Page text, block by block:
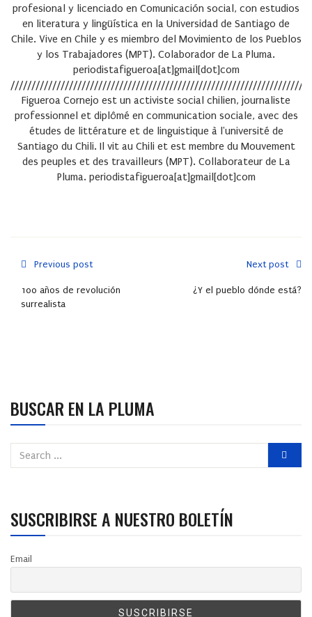
profesional y licenciado en Comunicación social, con estudios
en literatura y lingüística en la Universidad de Santiago de
Chile. Vive en Chile y es miembro del Movimiento de los Pueblos
y los Trabajadores (MPT). Colaborador de La Pluma.
periodistafigueroa[at]gmail[dot]com
Figueroa Cornejo est un activiste social chilien, journaliste
professionnel et diplômé en communication sociale, avec des
études de littérature et de linguistique à l'université de
Santiago du Chili. Il vit au Chili et est membre du Mouvement
des peuples et des travailleurs (MPT). Collaborateur de La
Pluma. periodistafigueroa[at]gmail[dot]com
Previous post
100 años de revolución
surrealista
Next post
¿Y el pueblo dónde está?
BUSCAR EN LA PLUMA
SUSCRIBIRSE A NUESTRO BOLETÍN
Email